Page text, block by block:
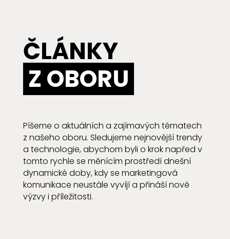
ČLÁNKY
Z OBORU
Píšeme o aktuálních a zajímavých tématech
z našeho oboru. Sledujeme nejnovější trendy
a technologie, abychom byli o krok napřed v
tomto rychle se měnícím prostředí dnešní
dynamické doby, kdy se marketingová
komunikace neustále vyvíjí a přináší nové
výzvy i příležitosti.